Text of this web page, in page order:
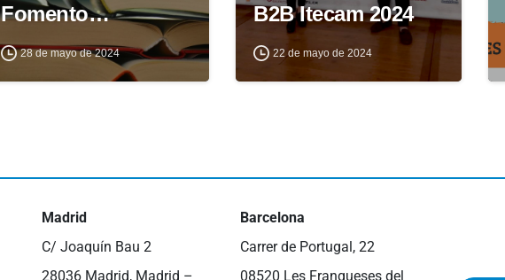
Fomento…
28 de mayo de 2024
B2B Itecam 2024
22 de mayo de 2024
Madrid
C/ Joaquín Bau 2
28036 Madrid, Madrid –
Barcelona
Carrer de Portugal, 22
08520 Les Franqueses del